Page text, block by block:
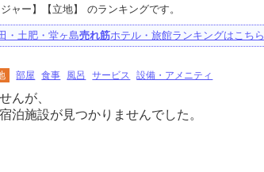
ャー】【立地】 のランキングです。
・土肥・堂ヶ島売れ筋ホテル・旅館ランキングはこちら
部屋 食事 風呂 サービス 設備・アメニティ
んが、
泊施設が見つかりませんでした。